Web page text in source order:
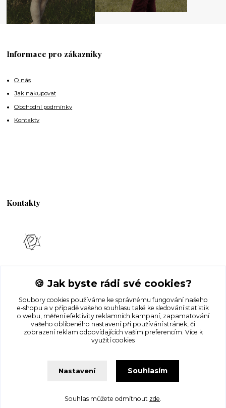
Informace pro zákazníky
O nás
Jak nakupovat
Obchodní podmínky
Kontakty
Kontakty
Kateřina Malá
+420 727 972 220
info@eness.cz
Vytvořeno na Eshop-rychle.cz
🍪 Jak byste rádi své cookies?
Soubory cookies používáme ke správnému fungování našeho
e-shopu a v případě vašeho souhlasu také ke sledování statistik
o webu, měření efektivity reklamních kampaní, zapamatování
vašeho oblíbeného nastavení při používání stránek, či
zobrazení reklam odpovídajících vašim preferencím. Více k
využití cookies
Nastavení Souhlasím
Souhlas můžete odmítnout zde